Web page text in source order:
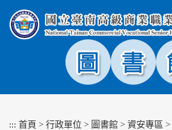
塊
::: 首頁 > 行政單位 > 圖書館 > 資安專區 >